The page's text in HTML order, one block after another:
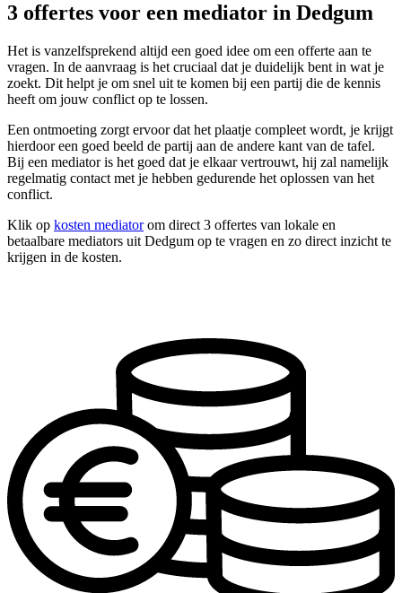
3 offertes voor een mediator in Dedgum
Het is vanzelfsprekend altijd een goed idee om een offerte aan te
vragen. In de aanvraag is het cruciaal dat je duidelijk bent in wat je
zoekt. Dit helpt je om snel uit te komen bij een partij die de kennis
heeft om jouw conflict op te lossen.
Een ontmoeting zorgt ervoor dat het plaatje compleet wordt, je krijgt
hierdoor een goed beeld de partij aan de andere kant van de tafel.
Bij een mediator is het goed dat je elkaar vertrouwt, hij zal namelijk
regelmatig contact met je hebben gedurende het oplossen van het
conflict.
Klik op kosten mediatorom direct 3 offertes van lokale en
betaalbare mediators uit Dedgum op te vragen en zo direct inzicht te
krijgen in de kosten.